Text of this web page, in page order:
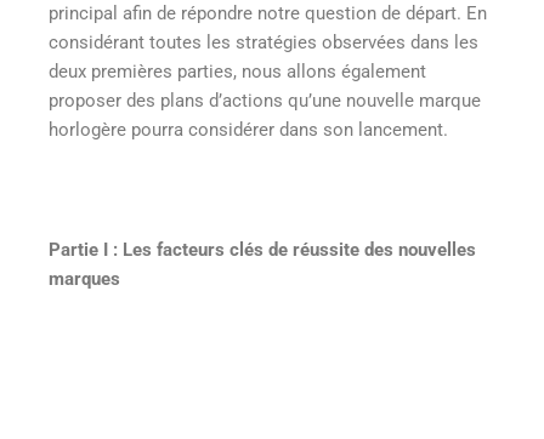
principal afin de répondre notre question de départ. En
considérant toutes les stratégies observées dans les
deux premières parties, nous allons également
proposer des plans d’actions qu’une nouvelle marque
horlogère pourra considérer dans son lancement.
Partie I : Les facteurs clés de réussite des nouvelles
marques